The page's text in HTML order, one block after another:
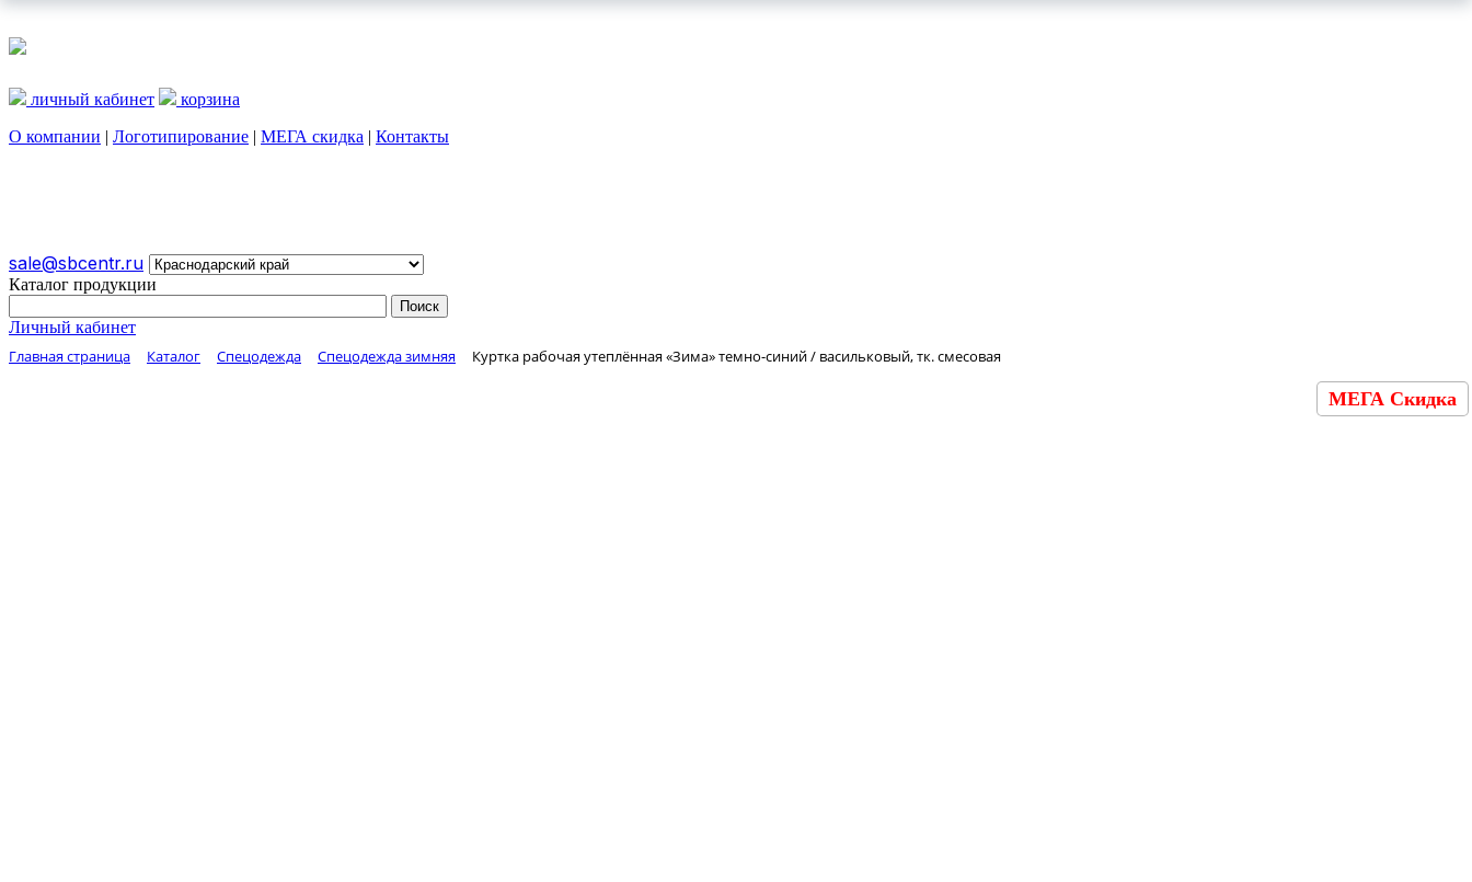
личный кабинет
корзина
О компании | Логотипирование | МЕГА скидка | Контакты
sale@sbcentr.ru
Каталог продукции
Личный кабинет
Главная страница Каталог Спецодежда Спецодежда зимняя Куртка рабочая утеплённая «Зима» темно-синий / васильковый, тк. смесовая
МЕГА Скидка